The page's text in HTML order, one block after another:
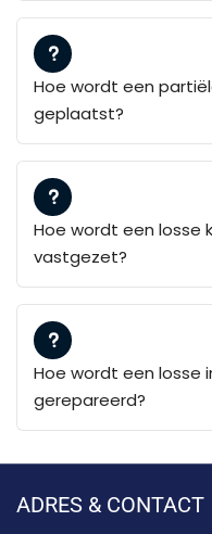
Hoe wordt een
geplaatst?
Hoe wordt een losse
vastgezet?
Hoe wordt een losse
gerepareerd?
ADRES & CONTACT